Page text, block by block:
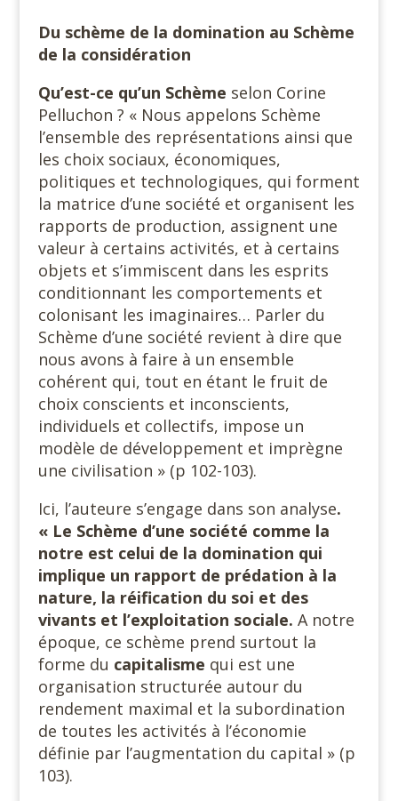
Du schème de la domination au Schème
de la considération
Qu’est-ce qu’un Schème selon Corine
Pelluchon ? « Nous appelons Schème
l’ensemble des représentations ainsi que
les choix sociaux, économiques,
politiques et technologiques, qui forment
la matrice d’une société et organisent les
rapports de production, assignent une
valeur à certains activités, et à certains
objets et s’immiscent dans les esprits
conditionnant les comportements et
colonisant les imaginaires… Parler du
Schème d’une société revient à dire que
nous avons à faire à un ensemble
cohérent qui, tout en étant le fruit de
choix conscients et inconscients,
individuels et collectifs, impose un
modèle de développement et imprègne
une civilisation » (p 102-103).
Ici, l’auteure s’engage dans son analyse.
« Le Schème d’une société comme la
notre est celui de la domination qui
implique un rapport de prédation à la
nature, la réification du soi et des
vivants et l’exploitation sociale. A notre
époque, ce schème prend surtout la
forme du capitalisme qui est une
organisation structurée autour du
rendement maximal et la subordination
de toutes les activités à l’économie
définie par l’augmentation du capital » (p
103).